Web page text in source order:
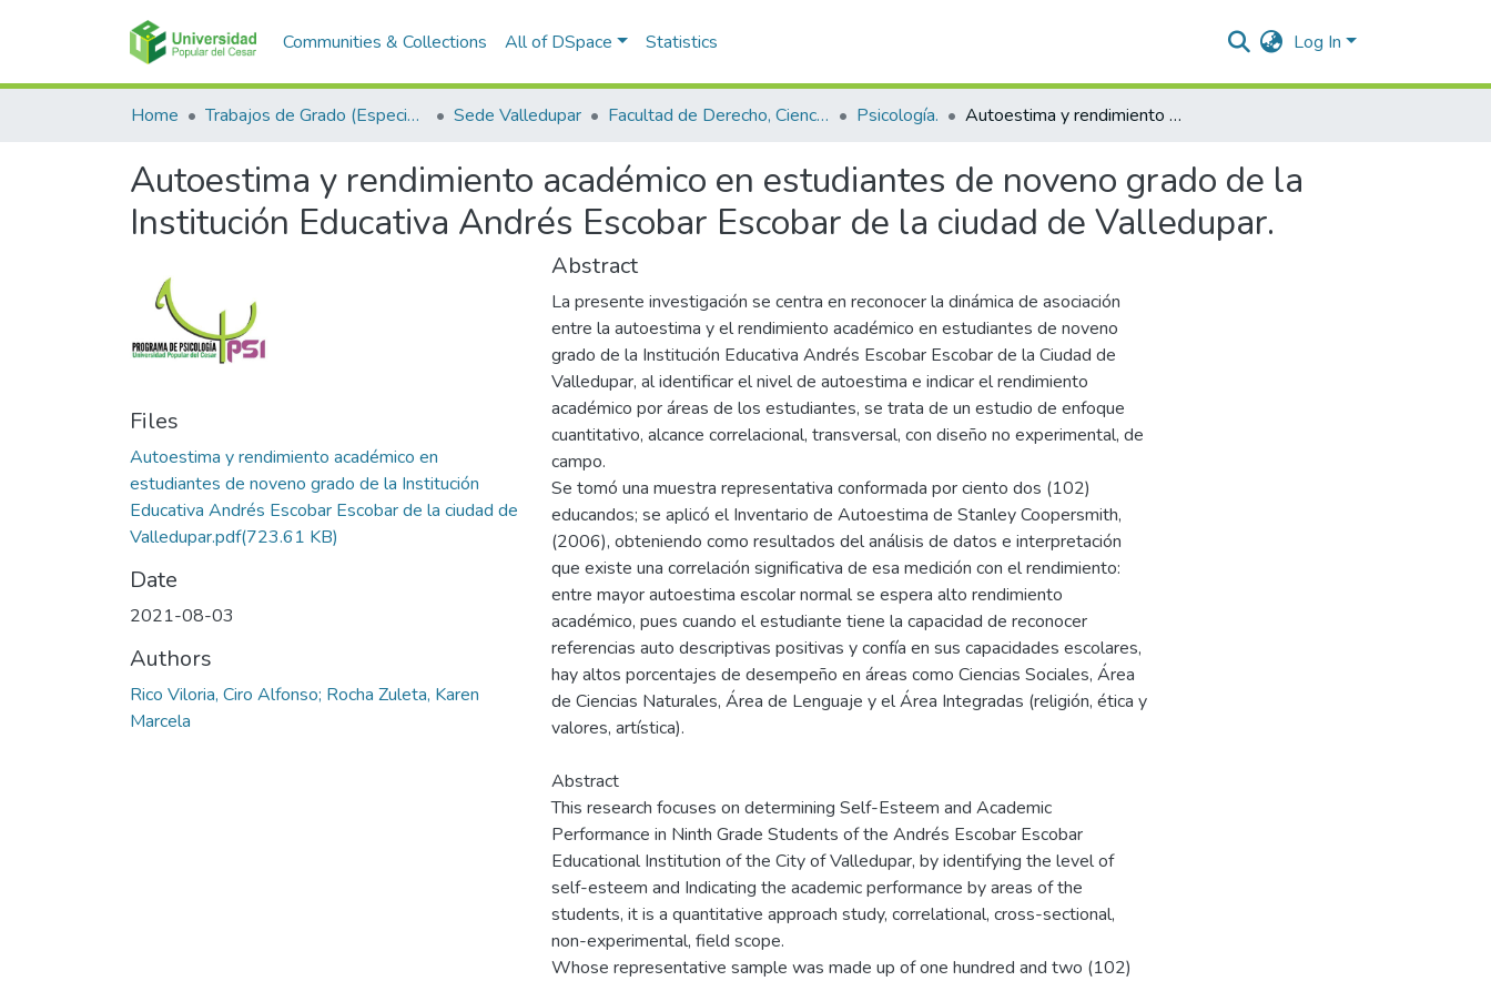
Communities & Collections All of DSpace Statistics Log In
Home Trabajos de Grado (Especializaciones y Pregrados) Sede Valledupar Facultad de Derecho, Ciencias Políticas y Sociales. Psicología. Autoestima y rendimiento académico en estudiantes de noveno grado de la Institución Educativa Andrés Escobar Escobar de la ciudad de Valledupar.
Autoestima y rendimiento académico en estudiantes de noveno grado de la
Institución Educativa Andrés Escobar Escobar de la ciudad de Valledupar.
Files
Autoestima y rendimiento académico en
estudiantes de noveno grado de la Institución
Educativa Andrés Escobar Escobar de la ciudad de
Valledupar.pdf(723.61 KB)
Date
2021-08-03
Authors
Rico Viloria, Ciro Alfonso; Rocha Zuleta, Karen
Marcela
Abstract
La presente investigación se centra en reconocer la dinámica de asociación
entre la autoestima y el rendimiento académico en estudiantes de noveno
grado de la Institución Educativa Andrés Escobar Escobar de la Ciudad de
Valledupar, al identificar el nivel de autoestima e indicar el rendimiento
académico por áreas de los estudiantes, se trata de un estudio de enfoque
cuantitativo, alcance correlacional, transversal, con diseño no experimental, de
campo.
Se tomó una muestra representativa conformada por ciento dos (102)
educandos; se aplicó el Inventario de Autoestima de Stanley Coopersmith,
(2006), obteniendo como resultados del análisis de datos e interpretación
que existe una correlación significativa de esa medición con el rendimiento:
entre mayor autoestima escolar normal se espera alto rendimiento
académico, pues cuando el estudiante tiene la capacidad de reconocer
referencias auto descriptivas positivas y confía en sus capacidades escolares,
hay altos porcentajes de desempeño en áreas como Ciencias Sociales, Área
de Ciencias Naturales, Área de Lenguaje y el Área Integradas (religión, ética y
valores, artística).
Abstract
This research focuses on determining Self-Esteem and Academic
Performance in Ninth Grade Students of the Andrés Escobar Escobar
Educational Institution of the City of Valledupar, by identifying the level of
self-esteem and Indicating the academic performance by areas of the
students, it is a quantitative approach study, correlational, cross-sectional,
non-experimental, field scope.
Whose representative sample was made up of one hundred and two (102)